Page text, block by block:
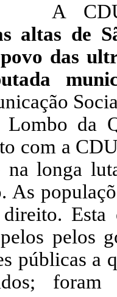
A
altas de
das
da
com a
na longa
As
pelos
públicas a